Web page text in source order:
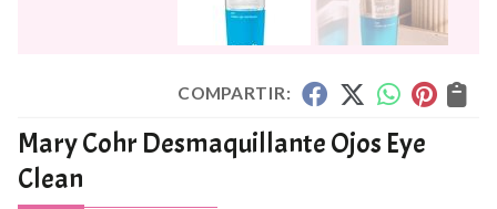
COMPARTIR:
Mary Cohr Desmaquillante Ojos Eye
Clean